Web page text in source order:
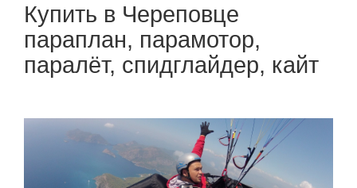
Купить в Череповце
параплан, парамотор,
паралёт, спидглайдер, кайт